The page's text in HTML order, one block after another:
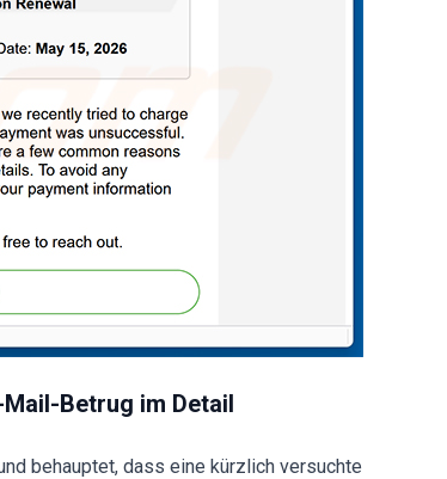
Betrug im Detail
behauptet, dass eine kürzlich versuchte